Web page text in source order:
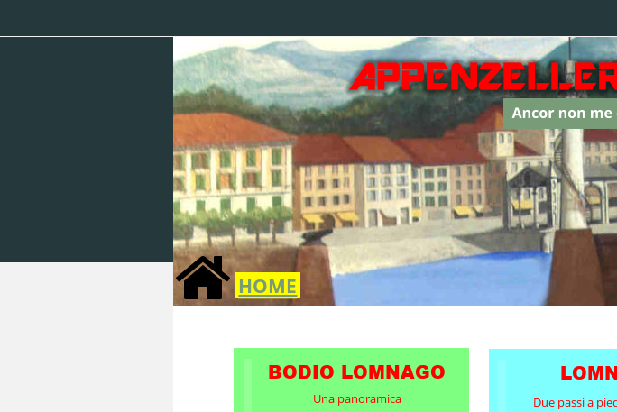
BODIO LOMNAGO
Una panoramica
Due passi a
HOME